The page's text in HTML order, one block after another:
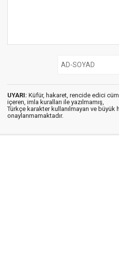
UYARI: Küfür, hakaret, rencide edici
içeren, imla kuralları ile yazılmamış,
Türkçe karakter kullanılmayan ve büyük
onaylanmamaktadır.